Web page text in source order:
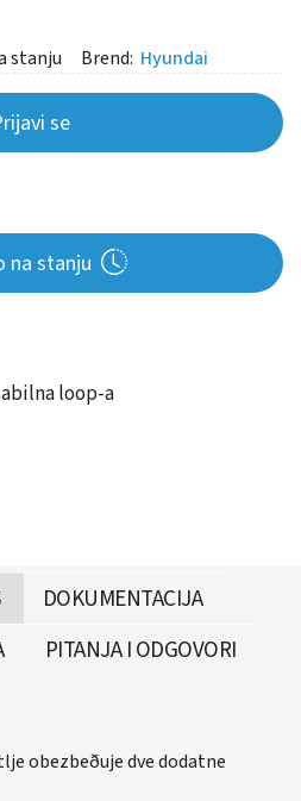
stanju Brend: Hyundai
se
na stanju
loop-a
DOKUMENTACIJA
PITANJA I ODGOVORI
obezbeðuje dve dodatne